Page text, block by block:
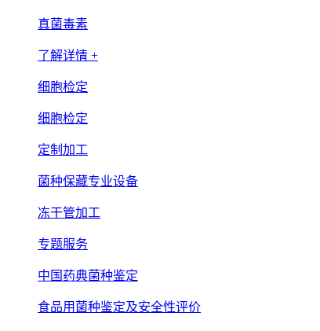
真菌毒素
了解详情 +
细胞检定
细胞检定
定制加工
菌种保藏专业设备
冻干管加工
专题服务
中国药典菌种鉴定
食品用菌种鉴定及安全性评价